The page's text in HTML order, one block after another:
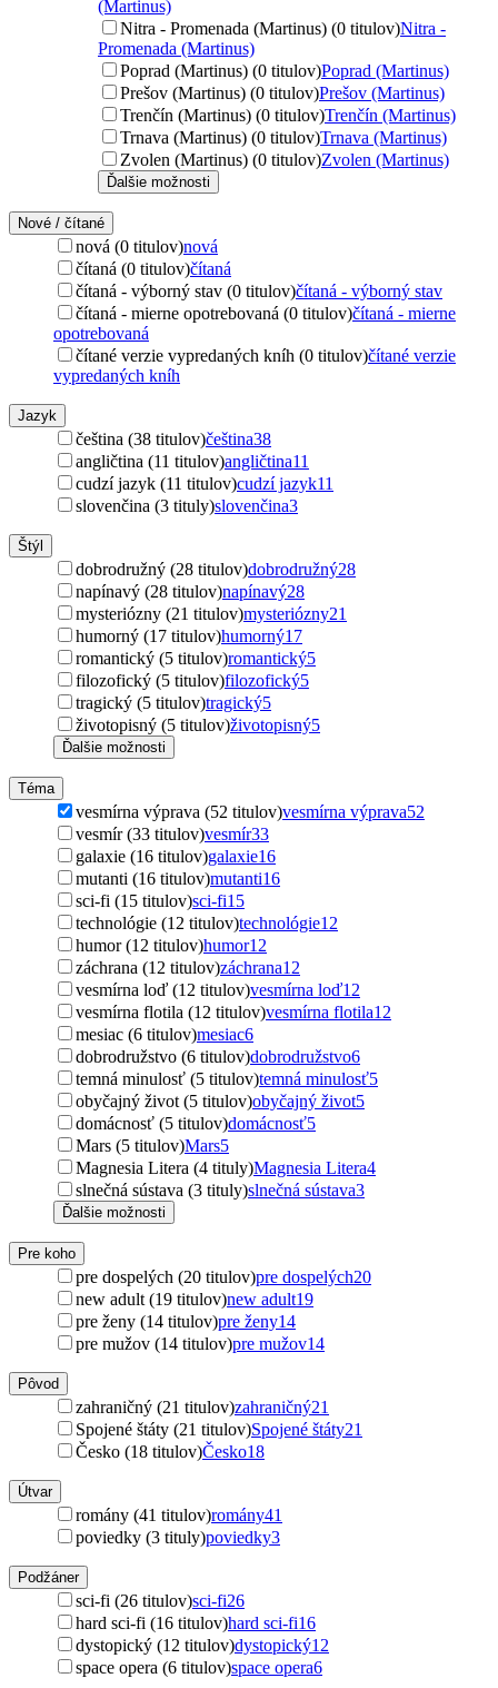
(Martinus)
Nitra - Promenada (Martinus) (0 titulov)Nitra -
Promenada (Martinus)
Poprad (Martinus) (0 titulov)Poprad (Martinus)
Prešov (Martinus) (0 titulov)Prešov (Martinus)
Trenčín (Martinus) (0 titulov)Trenčín (Martinus)
Trnava (Martinus) (0 titulov)Trnava (Martinus)
Zvolen (Martinus) (0 titulov)Zvolen (Martinus)
Ďalšie možnosti
Nové / čítané
nová (0 titulov)nová
čítaná (0 titulov)čítaná
čítaná - výborný stav (0 titulov)čítaná - výborný stav
čítaná - mierne opotrebovaná (0 titulov)čítaná - mierne
opotrebovaná
čítané verzie vypredaných kníh (0 titulov)čítané verzie
vypredaných kníh
Jazyk
čeština (38 titulov)čeština38
angličtina (11 titulov)angličtina11
cudzí jazyk (11 titulov)cudzí jazyk11
slovenčina (3 tituly)slovenčina3
Štýl
dobrodružný (28 titulov)dobrodružný28
napínavý (28 titulov)napínavý28
mysteriózny (21 titulov)mysteriózny21
humorný (17 titulov)humorný17
romantický (5 titulov)romantický5
filozofický (5 titulov)filozofický5
tragický (5 titulov)tragický5
životopisný (5 titulov)životopisný5
Ďalšie možnosti
Téma
vesmírna výprava (52 titulov)vesmírna výprava52
vesmír (33 titulov)vesmír33
galaxie (16 titulov)galaxie16
mutanti (16 titulov)mutanti16
sci-fi (15 titulov)sci-fi15
technológie (12 titulov)technológie12
humor (12 titulov)humor12
záchrana (12 titulov)záchrana12
vesmírna loď (12 titulov)vesmírna loď12
vesmírna flotila (12 titulov)vesmírna flotila12
mesiac (6 titulov)mesiac6
dobrodružstvo (6 titulov)dobrodružstvo6
temná minulosť (5 titulov)temná minulosť5
obyčajný život (5 titulov)obyčajný život5
domácnosť (5 titulov)domácnosť5
Mars (5 titulov)Mars5
Magnesia Litera (4 tituly)Magnesia Litera4
slnečná sústava (3 tituly)slnečná sústava3
Ďalšie možnosti
Pre koho
pre dospelých (20 titulov)pre dospelých20
new adult (19 titulov)new adult19
pre ženy (14 titulov)pre ženy14
pre mužov (14 titulov)pre mužov14
Pôvod
zahraničný (21 titulov)zahraničný21
Spojené štáty (21 titulov)Spojené štáty21
Česko (18 titulov)Česko18
Útvar
romány (41 titulov)romány41
poviedky (3 tituly)poviedky3
Podžáner
sci-fi (26 titulov)sci-fi26
hard sci-fi (16 titulov)hard sci-fi16
dystopický (12 titulov)dystopický12
space opera (6 titulov)space opera6